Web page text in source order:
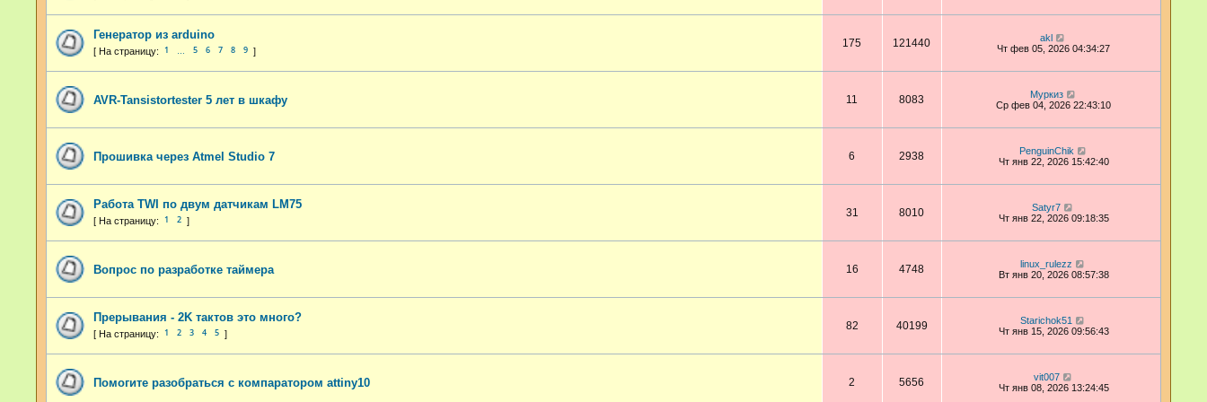
Генератор из arduino
1 5 6 7 8 9
175 121440
akl
Чт фев 05, 2026 04:34:27
AVR-Tansistortester 5 лет в шкафу 11 8083
Муркиз
Ср фев 04, 2026 22:43:10
Прошивка через Atmel Studio 7 6 2938
PenguinChik
Чт янв 22, 2026 15:42:40
Работа TWI по двум датчикам LM75
1 2
31 8010
Satyr7
Чт янв 22, 2026 09:18:35
Вопрос по разработке таймера 16 4748
linux_rulezz
Вт янв 20, 2026 08:57:38
Прерывания - 2K тактов это много?
1 2 3 4 5
82 40199
Starichok51
Чт янв 15, 2026 09:56:43
Помогите разобраться с компаратором attiny10 2 5656
vit007
Чт янв 08, 2026 13:24:45